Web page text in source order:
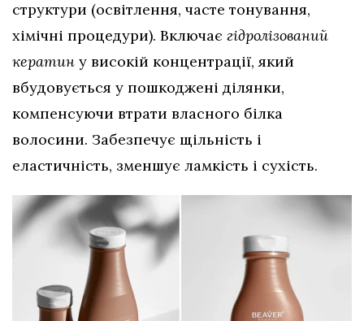
структури (освітлення, часте тонування,
хімічні процедури). Включає гідролізований
кератин у високій концентрації, який
вбудовується у пошкоджені ділянки,
компенсуючи втрати власного білка
волосини. Забезпечує щільність і
еластичність, зменшує ламкість і сухість.